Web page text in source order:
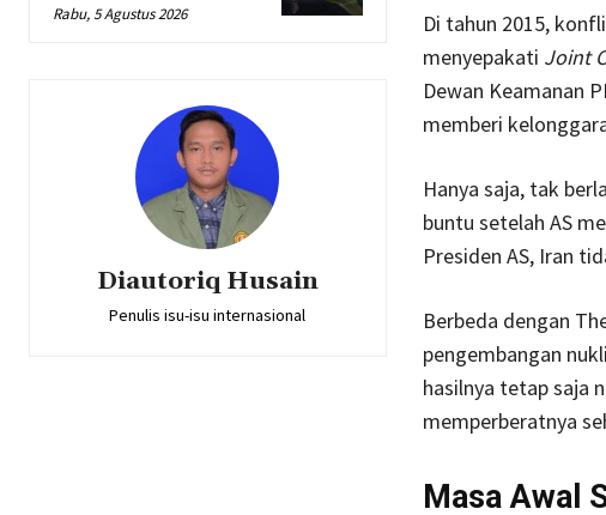
Rabu, 5 Agustus 2026
Diautoriq Husain
Penulis isu-isu internasional
Di tahun 2015,
menyepakati Joint
Dewan Keamanan
memberi
Hanya saja, tak
buntu setelah AS
Presiden AS, Iran
Berbeda dengan
pengembangan
hasilnya tetap saja
memperberatnya
Masa Awal